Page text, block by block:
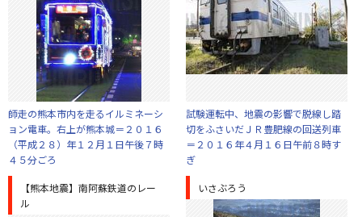
師走の熊本市内を走るイルミネーシ
ョン電車。右上が熊本城＝２０１６
（平成２８）年１２月１日午後７時
４５分ごろ
試験運転中、地震の影響で脱線し踏
切をふさいだＪＲ豊肥線の回送列車
＝２０１６年４月１６日午前８時す
ぎ
【熊本地震】南阿蘇鉄道のレー
ル
いさぶろう